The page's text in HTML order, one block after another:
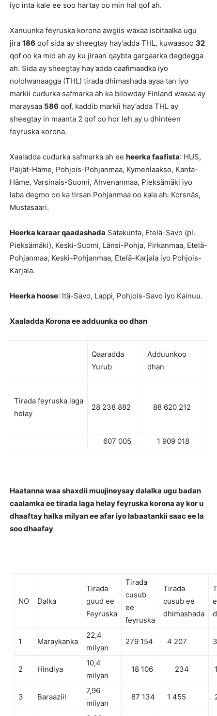
iyo inta kale ee soo hartay oo min hal qof ah.
Xanuunka feyruska korona awgiis waxaa isbitaalka ugu
jira 186 qof sida ay sheegtay hay’adda THL, kuwaasoo 32
qof oo ka mid ah ay ku jiraan qaybta gargaarka degdegga
ah. Sida ay sheegtay hay’adda caafimaadka iyo
nololwanaagga (THL) tirada dhimashada ayaa tan iyo
markii cudurka safmarka ah ka bilowday Finland waxaa ay
maraysaa 586 qof, kaddib markii hay’adda THL ay
sheegtay in maanta 2 qof oo hor leh ay u dhinteen
feyruska korona.
Xaaladda cudurka safmarka ah ee heerka faafista: HUS,
Päijät-Häme, Pohjois-Pohjanmaa, Kymenlaakso, Kanta-
Häme, Varsinais-Suomi, Ahvenanmaa, Pieksämäki iyo
laba degmo oo ka tirsan Pohjanmaa oo kala ah: Korsnäs,
Mustasaari.
Heerka karaar qaadashada Satakunta, Etelä-Savo (pl.
Pieksämäki), Keski-Suomi, Länsi-Pohja, Pirkanmaa, Etelä-
Pohjanmaa, Keski-Pohjanmaa, Etelä-Karjala iyo Pohjois-
Karjala.
Heerka hoose: Itä-Savo, Lappi, Pohjois-Savo iyo Kainuu.
Xaaladda Korona ee adduunka oo dhan
Qaaradda
Yurub
Adduunkoo
dhan
Tirada feyruska laga
helay
28 238 882 88 620 212
607 005 1 909 018
Haatanna waa shaxdii muujineysay dalalka ugu badan
caalamka ee tirada laga helay feyruska korona ay kor u
dhaaftay halka milyan ee afar iyo labaatankii saac ee la
soo dhaafay
NO Dalka
Tirada
guud ee
Feyruska
Tirada
cusub
ee
feyruska
Tirada
cusub ee
dhimashada
1 Maraykanka
22,4
milyan
279 154 4 207
2 Hindiya
10,4
milyan
18 106 234
3 Baraaziil
7,96
milyan
87 134 1 455